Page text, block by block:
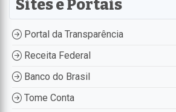
Sites e Portais
Portal da Transparência
Receita Federal
Banco do Brasil
Tome Conta